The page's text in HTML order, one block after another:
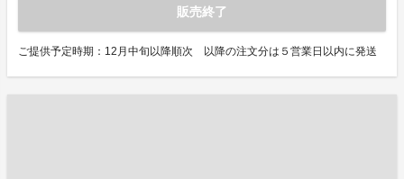
販売終了
ご提供予定時期：12月中旬以降順次 以降の注文分は５営業日以内に発送